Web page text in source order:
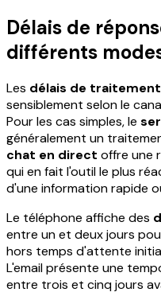
Délais de
différents
Les délais de
sensiblement selon le
Pour les cas simples, le
généralement un
chat en direct offre une
qui en fait l'outil le plus
d'une information rapide
Le téléphone affiche des
entre un et deux jours
hors temps d'attente
L'email présente une
entre trois et cinq jours